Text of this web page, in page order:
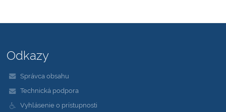
Odkazy
Správca obsahu
Technická podpora
Vyhlásenie o prístupnosti